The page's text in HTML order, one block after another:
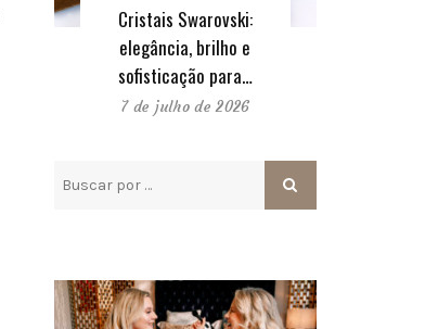
Cristais Swarovski:
elegância, brilho e
sofisticação para…
7 de julho de 2026